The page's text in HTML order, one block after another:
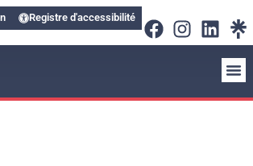
Registre d'accessibilité